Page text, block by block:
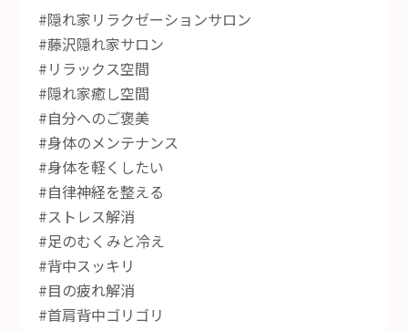
#隠れ家リラクゼーションサロン
#藤沢隠れ家サロン
#リラックス空間
#隠れ家癒し空間
#自分へのご褒美
#身体のメンテナンス
#身体を軽くしたい
#自律神経を整える
#ストレス解消
#足のむくみと冷え
#背中スッキリ
#目の疲れ解消
#首肩背中ゴリゴリ